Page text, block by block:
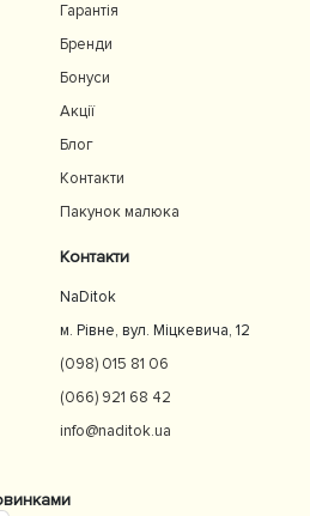
Гарантія
Бренди
Бонуси
Акції
Блог
Контакти
Пакунок малюка
Контакти
NaDitok
м. Рівне, вул. Міцкевича, 12
(098) 015 81 06
(066) 921 68 42
info@naditok.ua